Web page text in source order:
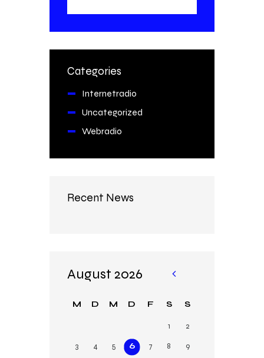
Categories
Internetradio
Uncategorized
Webradio
Recent News
August 2026
M D M D F S S
1
2
3
4 5 6 7 8
9
«
pr.